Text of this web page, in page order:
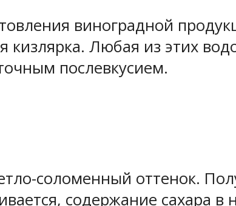
виноградной
кизлярка. Любая из этих
послевкусием.
соломенный оттенок.
содержание сахара